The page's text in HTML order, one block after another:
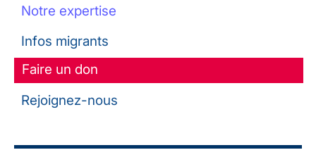
Notre expertise
Infos migrants
Faire un don
Rejoignez-nous